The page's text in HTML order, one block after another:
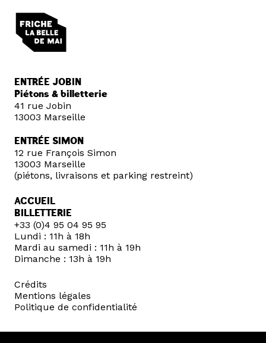
ENTRÉE JOBIN
Piétons & billetterie
41 rue Jobin
13003 Marseille
ENTRÉE SIMON
12 rue François Simon
13003 Marseille
(piétons, livraisons et parking restreint)
ACCUEIL
BILLETTERIE
+33 (0)4 95 04 95 95
Lundi : 11h à 18h
Mardi au samedi : 11h à 19h
Dimanche : 13h à 19h
Crédits
Mentions légales
Politique de confidentialité